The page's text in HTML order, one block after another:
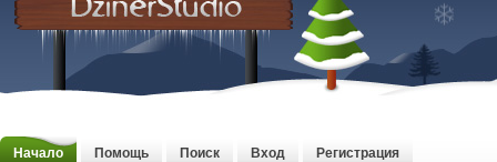
Начало Помощь Поиск Вход Регистрация